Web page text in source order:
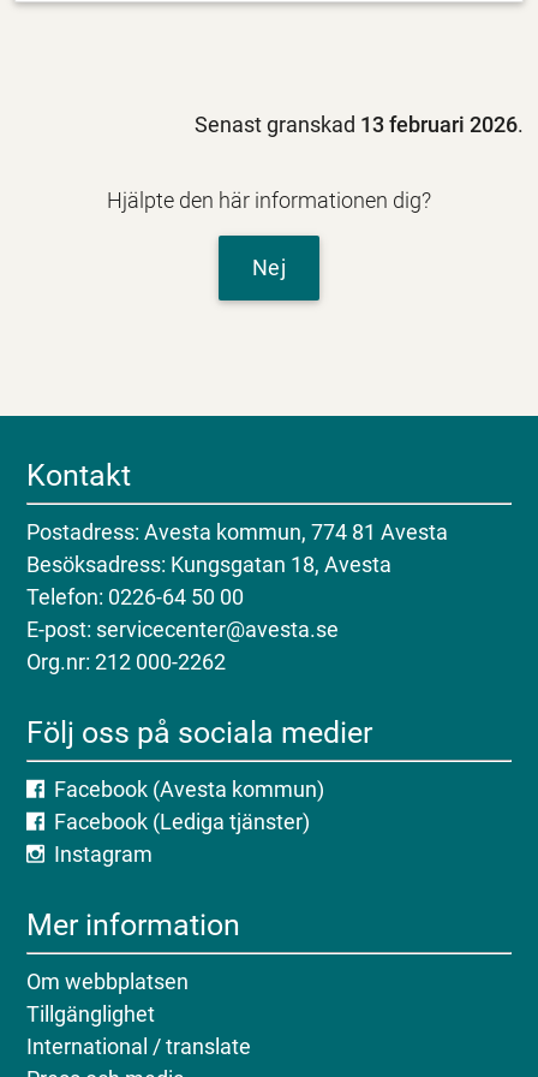
Senast granskad 13 februari 2026.
Hjälpte den här informationen dig?
Nej
Kontakt
Postadress: Avesta kommun, 774 81 Avesta
Besöksadress: Kungsgatan 18, Avesta
Telefon: 0226-64 50 00
E-post: servicecenter@avesta.se
Org.nr: 212 000-2262
Följ oss på sociala medier
Facebook (Avesta kommun)
Facebook (Lediga tjänster)
Instagram
Mer information
Om webbplatsen
Tillgänglighet
International / translate